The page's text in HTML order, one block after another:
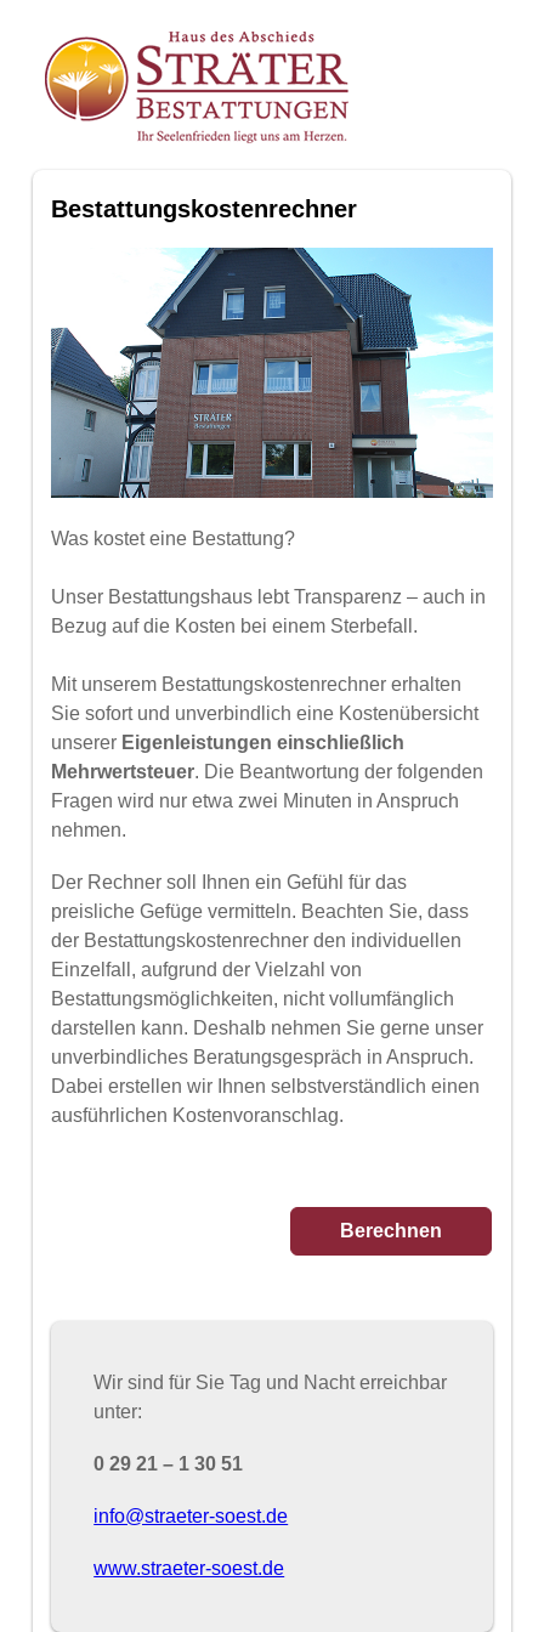
Bestattungskostenrechner
Was kostet eine Bestattung?
Unser Bestattungshaus lebt Transparenz – auch in
Bezug auf die Kosten bei einem Sterbefall.
Mit unserem Bestattungskostenrechner erhalten
Sie sofort und unverbindlich eine Kostenübersicht
unserer Eigenleistungen einschließlich
Mehrwertsteuer. Die Beantwortung der folgenden
Fragen wird nur etwa zwei Minuten in Anspruch
nehmen.
Der Rechner soll Ihnen ein Gefühl für das
preisliche Gefüge vermitteln. Beachten Sie, dass
der Bestattungskostenrechner den individuellen
Einzelfall, aufgrund der Vielzahl von
Bestattungsmöglichkeiten, nicht vollumfänglich
darstellen kann. Deshalb nehmen Sie gerne unser
unverbindliches Beratungsgespräch in Anspruch.
Dabei erstellen wir Ihnen selbstverständlich einen
ausführlichen Kostenvoranschlag.
Wir sind für Sie Tag und Nacht erreichbar
unter:
0 29 21 – 1 30 51
info@straeter-soest.de
www.straeter-soest.de